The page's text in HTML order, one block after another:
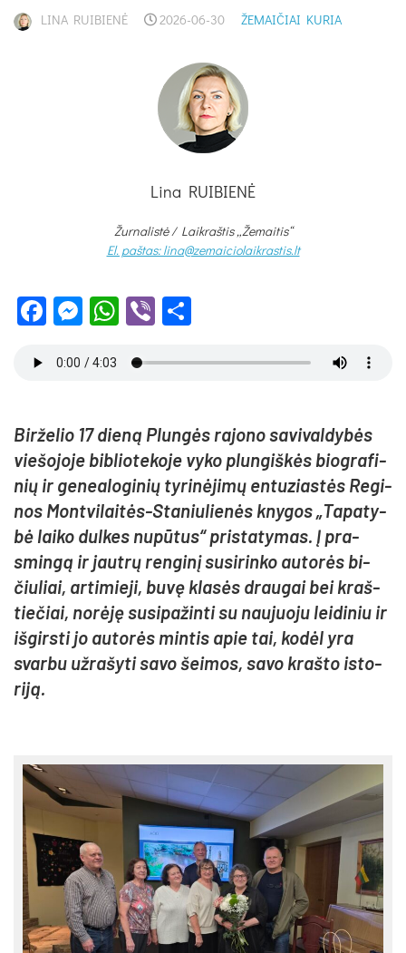
LINA RUIBIENĖ 2026-06-30 ŽEMAIČIAI KURIA
Lina RUIBIENĖ
Žurnalistė / Laikraštis „Žemaitis“
El. paštas: lina@zemaiciolaikrastis.lt
Facebook
Messenger
WhatsApp
Viber
Bir­že­lio 17 die­ną Plun­gės ra­jo­no sa­vi­val­dy­bės
vie­šo­jo­je bib­lio­te­ko­je vy­ko plun­giš­kės biog­ra­fi­
nių ir ge­nea­lo­gi­nių ty­ri­nė­ji­mų en­tu­zias­tės Re­gi­
nos Mont­vi­lai­tės-Sta­niu­lie­nės kny­gos „Ta­pa­ty­
bė lai­ko dul­kes nu­pū­tus“ pri­sta­ty­mas. Į pra­
smin­gą ir jaut­rų ren­gi­nį su­si­rin­ko au­to­rės bi­
čiu­liai, ar­ti­mie­ji, bu­vę kla­sės drau­gai bei kraš­
tie­čiai, no­rė­ję su­si­pa­žin­ti su nau­juo­ju lei­di­niu ir
iš­girs­ti jo au­to­rės min­tis apie tai, ko­dėl yra
svar­bu už­ra­šy­ti sa­vo šei­mos, sa­vo kraš­to is­to­
ri­ją.